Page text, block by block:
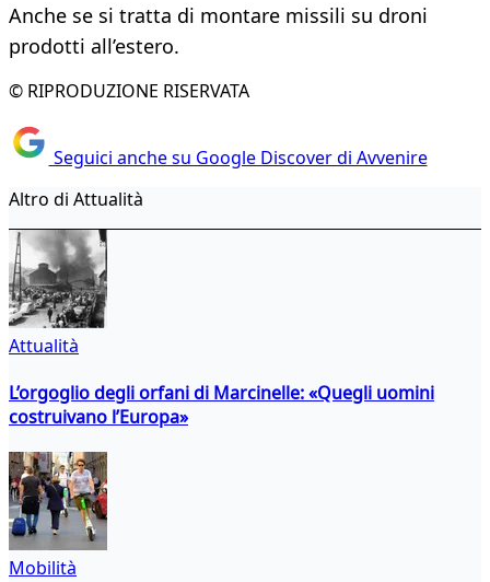
Anche se si tratta di montare missili su droni
prodotti all’estero.
© RIPRODUZIONE RISERVATA
Seguici anche su Google Discover di Avvenire
Altro di Attualità
Attualità
L’orgoglio degli orfani di Marcinelle: «Quegli uomini
costruivano l’Europa»
Mobilità